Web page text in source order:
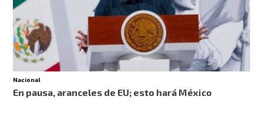
Nacional
En pausa, aranceles de EU; esto hará México